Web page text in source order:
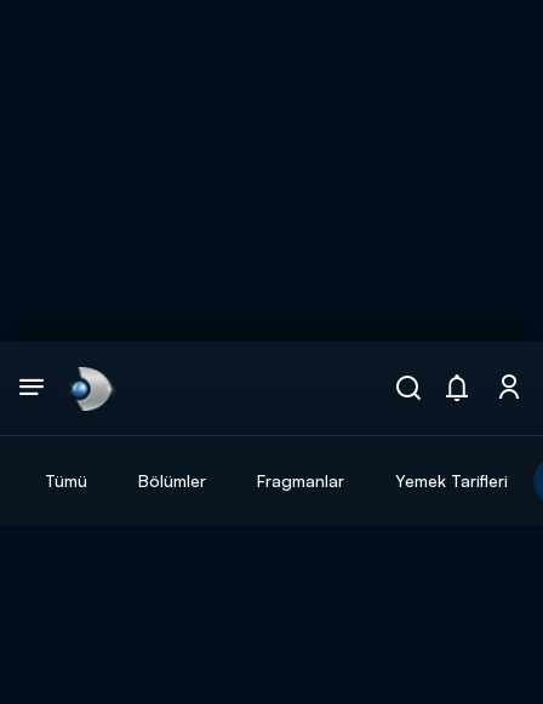
Tümü Bölümler Fragmanlar Yemek Tarifleri